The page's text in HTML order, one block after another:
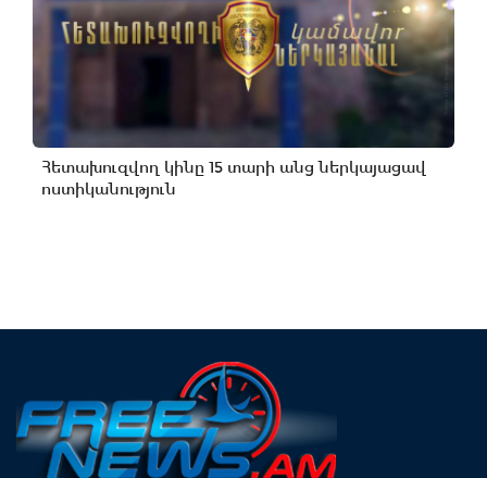
Հետախուզվող կինը 15 տարի անց ներկայացավ
ոստիկանություն